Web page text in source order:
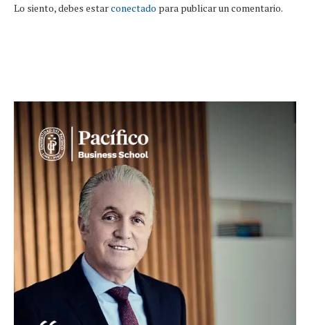
Lo siento, debes estarconectado para publicar un comentario.